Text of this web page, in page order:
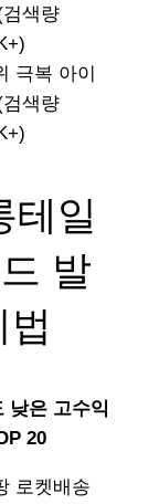
검색량
극복 아이
검색량
테일
발
법
낮은 고수익
20
로켓배송